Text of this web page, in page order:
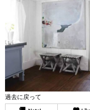
過去に戻って